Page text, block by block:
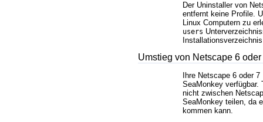
Der Uninstaller von
entfernt keine Profile.
Linux Computern zu
users
Umstieg von Netscape 6 oder
Ihre Netscape 6 oder
SeaMonkey verfügbar.
nicht zwischen
SeaMonkey teilen, da
kommen kann.